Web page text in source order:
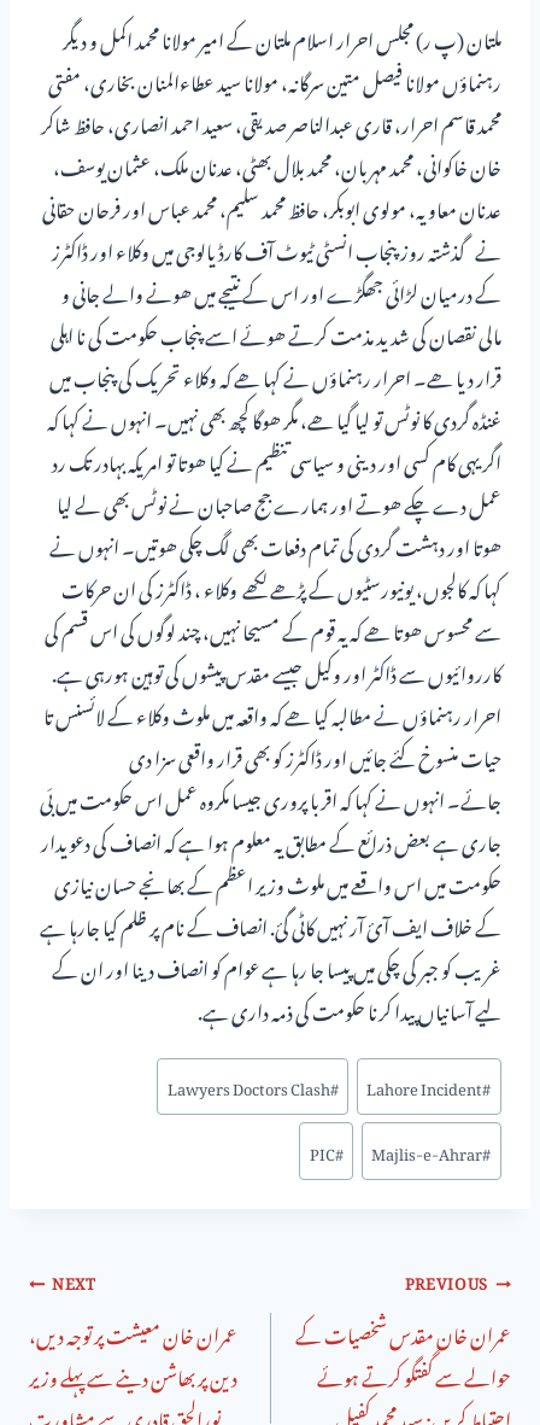
ملتان (پ ر) مجلس احرار اسلام ملتان کے امیر مولانا محمد اکمل و دیگر
رہنماؤں مولانا فیصل متین سرگانہ، مولانا سید عطاءالمنان بخاری، مفتی
محمد قاسم احرار، قاری عبدالناصر صدیقی، سعید احمد انصاری، حافظ شاکر
خان خاکوانی، محمد مہربان، محمد بلال بھٹی، عدنان ملک، عثمان یوسف،
عدنان معاویہ، مولوی ابوبکر، حافظ محمد سلیم، محمد عباس اور فرحان حقانی
نے گذشتہ روز پنجاب انسٹی ٹیوٹ آف کارڈیالوجی میں وکلاء اور ڈاکٹرز
کے درمیان لڑائی جھگڑے اور اس کے نتیجے میں ھونے والے جانی و
مالی نقصان کی شدید مذمت کرتے ھوئے اسے پنجاب حکومت کی نا اہلی
قرار دیا ھے۔ احرار رہنماؤں نے کہا ھے کہ وکلاء تحریک کی پنجاب میں
غنڈہ گردی کا نوٹس تو لیا گیا ھے، مگر ھوگا کچھ بھی نہیں۔ انہوں نے کہا کہ
اگر یہی کام کسی اور دینی و سیاسی تنظیم نے کیا ھوتا تو امریکہ بہادر تک رد
عمل دے چکے ھوتے اور ہمارے جج صاحبان نے نوٹس بھی لے لیا
ھوتا اور دہشت گردی کی تمام دفعات بھی لگ چکی ھوتیں۔ انہوں نے
کہا کہ کالجوں، یونیورسٹیوں کے پڑھے لکھے وکلاء ، ڈاکٹرز کی ان حرکات
سے محسوس ھوتا ھے کہ یہ قوم کے مسیحا نہیں، چند لوگوں کی اس قسم کی
کارروائیوں سے ڈاکٹر اور وکیل جیسے مقدس پیشوں کی توہین ہورہی ہے.
احرار رہنماؤں نے مطالبہ کیا ھے کہ واقعہ میں ملوث وکلاء کے لائسنس تا
حیات منسوخ کئے جائیں اور ڈاکٹرز کو بھی قرار واقعی سزا دی
جائے۔ انہوں نے کہا کہ اقربا پروری جیسا مکروہ عمل اس حکومت میں بَی
جاری ہے بعض ذرائع کے مطابق یہ معلوم ہوا ہے کہ انصاف کی دعویدار
حکومت میں اس واقعے میں ملوث وزیر اعظم کے بھانجے حسان نیازی
کے خلاف ایف آئ آر نہیں کاٹی گئ. انصاف کے نام پر ظلم کیا جارہا ہے
غریب کو جبر کی چکی میں پیسا جا رہا ہے عوام کو انصاف دینا اور ان کے
لیے آسانیاں پیدا کرنا حکومت کی ذمہ داری ہے.
#
Lahore Incident
#
Lawyers Doctors Clash
#
Majlis-e-Ahrar
#
PIC
PREVIOUS
عمران خان مقدس شخصیات کے
حوالے سے گفتگو کرتے ہوئے
NEXT
عمران خان معیشت پر توجہ دیں،
دین پر بھاشن دینے سے پہلے وزیر